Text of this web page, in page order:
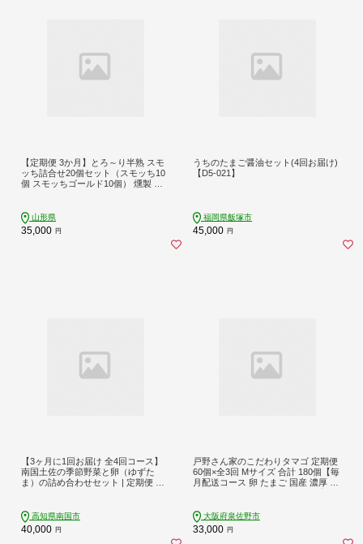
【定期便 3か月】とろ～り半熟 スモ
ッち詰合せ20個セット（スモッち10
個 スモッちゴールド10個） 燻製 半
47 山形県
35,000 円
うちのたまご醤油セット(4回お届け)
【D5-021】
福岡県飯塚市
45,000 円
【3ヶ月に1回お届け 全4回コース】
南国土佐の季節野菜と卵（ゆずた
ま）の詰め合わせセット | 定期便 セ
知県 南国市
高知県南国市
40,000 円
戸野さん家のこだわりタマゴ 定期便
60個×全3回 Mサイズ 合計 180個【毎
月配送コース 卵 たまご 国産 濃厚 と
大阪府泉佐野市
33,000 円